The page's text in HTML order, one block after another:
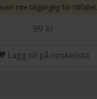
inte tillgänglig för tillfället.
99 kr
Lägg till på önskelista